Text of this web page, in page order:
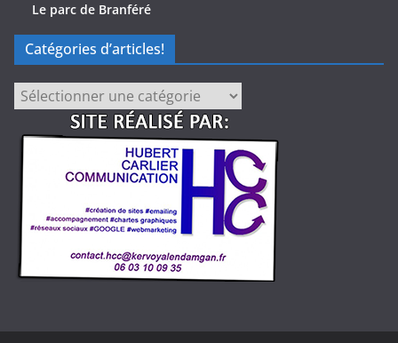
Le parc de Branféré
Catégories d’articles!
Catégories